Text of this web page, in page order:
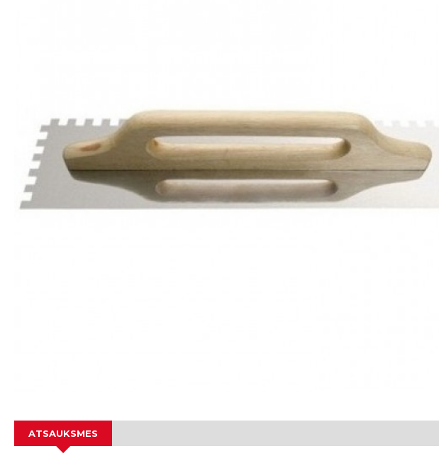
ATSAUKSMES